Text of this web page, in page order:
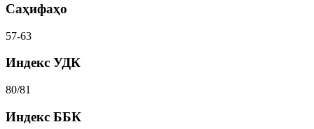
Саҳифаҳо
57-63
Индекс УДК
80/81
Индекс ББК